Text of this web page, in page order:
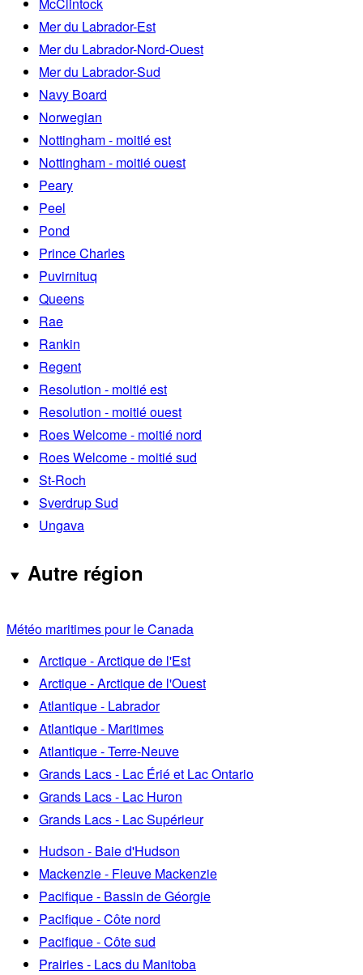
McClintock
Mer du Labrador-Est
Mer du Labrador-Nord-Ouest
Mer du Labrador-Sud
Navy Board
Norwegian
Nottingham - moitié est
Nottingham - moitié ouest
Peary
Peel
Pond
Prince Charles
Puvirnituq
Queens
Rae
Rankin
Regent
Resolution - moitié est
Resolution - moitié ouest
Roes Welcome - moitié nord
Roes Welcome - moitié sud
St-Roch
Sverdrup Sud
Ungava
Autre région
Météo maritimes pour le Canada
Arctique - Arctique de l'Est
Arctique - Arctique de l'Ouest
Atlantique - Labrador
Atlantique - Maritimes
Atlantique - Terre-Neuve
Grands Lacs - Lac Érié et Lac Ontario
Grands Lacs - Lac Huron
Grands Lacs - Lac Supérieur
Hudson - Baie d'Hudson
Mackenzie - Fleuve Mackenzie
Pacifique - Bassin de Géorgie
Pacifique - Côte nord
Pacifique - Côte sud
Prairies - Lacs du Manitoba